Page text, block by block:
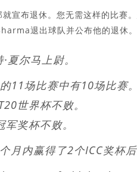
宣布退休。您无需这样的比赛
退出球队并公布他的退休。
夏尔马上尉。
11场比赛中有10场比赛。
世界杯不败。
奖杯不败。
月内赢得了2个ICC奖杯